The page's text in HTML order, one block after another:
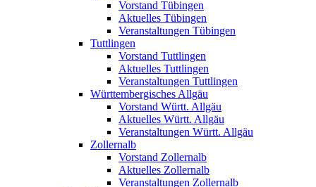
Vorstand Tübingen
Aktuelles Tübingen
Veranstaltungen Tübingen
Tuttlingen
Vorstand Tuttlingen
Aktuelles Tuttlingen
Veranstaltungen Tuttlingen
Württembergisches Allgäu
Vorstand Württ. Allgäu
Aktuelles Württ. Allgäu
Veranstaltungen Württ. Allgäu
Zollernalb
Vorstand Zollernalb
Aktuelles Zollernalb
Veranstaltungen Zollernalb